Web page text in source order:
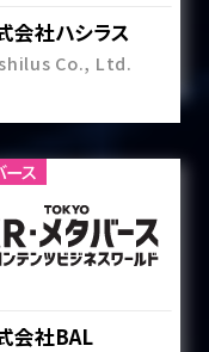
会社ハシラス
Co., Ltd.
ース
会社BAL